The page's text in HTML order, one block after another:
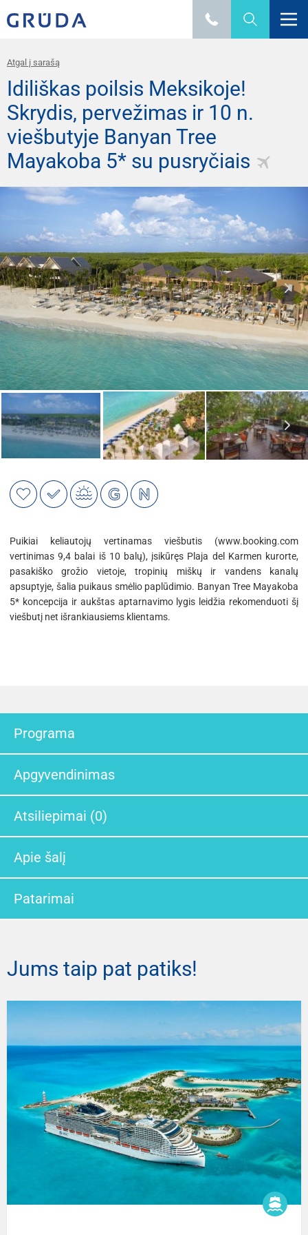
Atgal į sarašą
Idiliškas poilsis Meksikoje!
Skrydis, pervežimas ir 10 n.
viešbutyje Banyan Tree
Mayakoba 5* su pusryčiais
Puikiai keliautojų vertinamas viešbutis (www.booking.com
vertinimas 9,4 balai iš 10 balų), įsikūręs Plaja del Karmen kurorte,
pasakiško grožio vietoje, tropinių miškų ir vandens kanalų
apsuptyje, šalia puikaus smėlio paplūdimio. Banyan Tree Mayakoba
5* koncepcija ir aukštas aptarnavimo lygis leidžia rekomenduoti šį
viešbutį net išrankiausiems klientams.
Programa
Apgyvendinimas
Atsiliepimai (0)
Apie šalį
Patarimai
Jums taip pat patiks!